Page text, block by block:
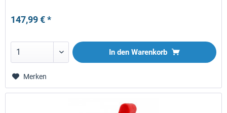
147,99 € *
In den Warenkorb
Merken